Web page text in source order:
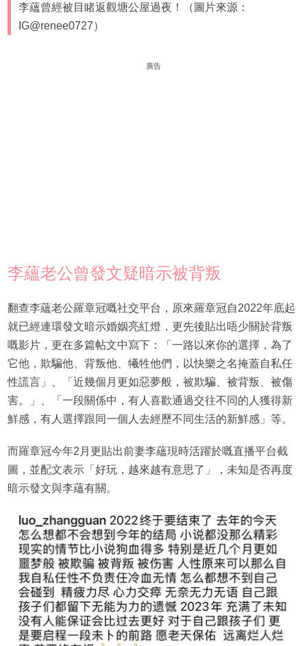
李蘊曾經被目睹返觀塘公屋過夜！（圖片來源：
IG@renee0727）
廣告
李蘊老公曾發文疑暗示被背叛
翻查李蘊老公羅章冠嘅社交平台，原來羅章冠自2022年底起
就已經連環發文暗示婚姻亮紅燈，更先後貼出唔少關於背叛
嘅影片，更在多篇帖文中寫下：「一路以來你的選擇，為了
它他，欺騙他、背叛他、犧牲他們，以快樂之名掩蓋自私任
性謊言」、「近幾個月更如惡夢般，被欺騙、被背叛、被傷
害。」、「一段關係中，有人喜歡通過交往不同的人獲得新
鮮感，有人選擇跟同一個人去經歷不同生活的新鮮感」等。
而羅章冠今年2月更貼出前妻李蘊現時活躍於嘅直播平台截
圖，並配文表示「好玩，越來越有意思了」，未知是否再度
暗示發文與李蘊有關。